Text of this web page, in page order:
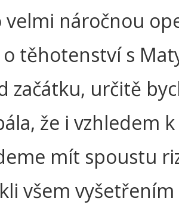
náročnou
těhotenství s
začátku, určitě
že i vzhledem
mít spoustu
všem